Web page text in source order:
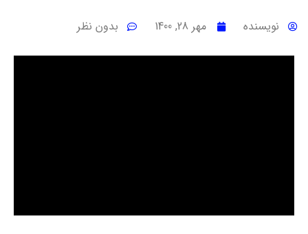
نویسنده مهر 28, 1400 بدون نظر